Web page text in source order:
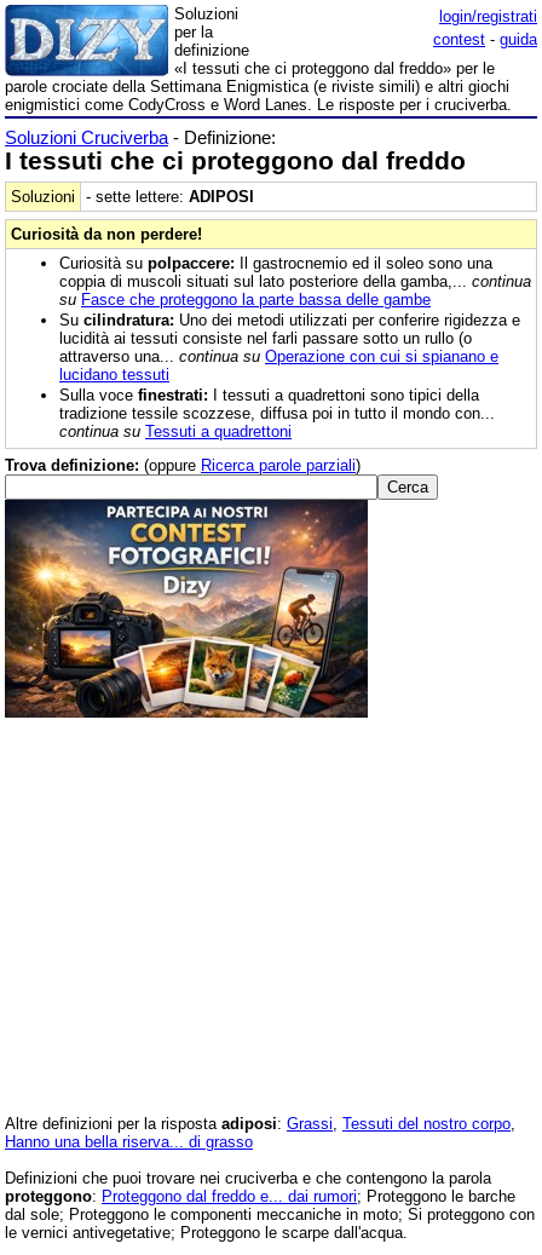
login/registrati
contest - guida
Soluzioni
per la
definizione
«I tessuti che ci proteggono dal freddo» per le
parole crociate della Settimana Enigmistica (e riviste simili) e altri giochi
enigmistici come CodyCross e Word Lanes. Le risposte per i cruciverba.
Soluzioni Cruciverba - Definizione:
I tessuti che ci proteggono dal freddo
Soluzioni - sette lettere: ADIPOSI
Curiosità da non perdere!
Curiosità su polpaccere: Il gastrocnemio ed il soleo sono una
coppia di muscoli situati sul lato posteriore della gamba,... continua
su Fasce che proteggono la parte bassa delle gambe
Su cilindratura: Uno dei metodi utilizzati per conferire rigidezza e
lucidità ai tessuti consiste nel farli passare sotto un rullo (o
attraverso una... continua su Operazione con cui si spianano e
lucidano tessuti
Sulla voce finestrati: I tessuti a quadrettoni sono tipici della
tradizione tessile scozzese, diffusa poi in tutto il mondo con...
continua su Tessuti a quadrettoni
Trova definizione: (oppure Ricerca parole parziali)
Altre definizioni per la risposta adiposi: Grassi Tessuti del nostro corpo
Hanno una bella riserva... di grasso
Definizioni che puoi trovare nei cruciverba e che contengono la parola
proteggono: Proteggono dal freddo e... dai rumori; Proteggono le barche
dal sole; Proteggono le componenti meccaniche in moto; Si proteggono con
le vernici antivegetative; Proteggono le scarpe dall'acqua.